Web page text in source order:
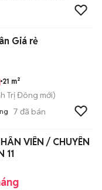
Giá rẻ
21 m²
Trị Đông mới)
7 đã bán
VIÊN / CHUYÊN
11